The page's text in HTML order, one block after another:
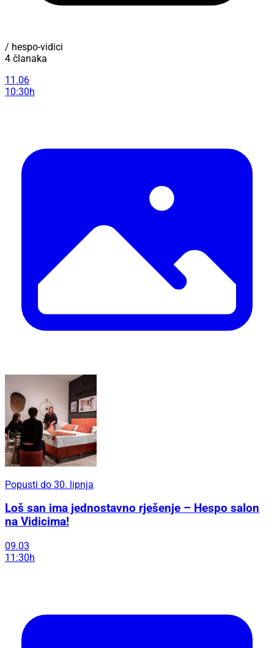
/ hespo-vidici
4 članaka
11.06
10:30h
Popusti do 30. lipnja
Loš san ima jednostavno rješenje – Hespo salon
na Vidicima!
09.03
11:30h